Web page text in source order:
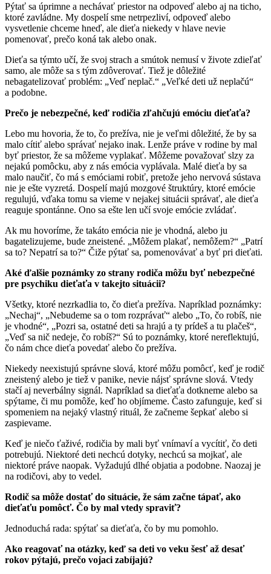
Pýtať sa úprimne a nechávať priestor na odpoveď alebo aj na ticho,
ktoré zavládne. My dospelí sme netrpezliví, odpoveď alebo
vysvetlenie chceme hneď, ale dieťa niekedy v hlave nevie
pomenovať, prečo koná tak alebo onak.
Dieťa sa týmto učí, že svoj strach a smútok nemusí v živote zdieľať
samo, ale môže sa s tým zdôverovať. Tiež je dôležité
nebagatelizovať problém: „Veď neplač.“ „Veľké deti už neplačú“
a podobne.
Prečo je nebezpečné, keď rodičia zľahčujú emóciu dieťaťa?
Lebo mu hovoria, že to, čo prežíva, nie je veľmi dôležité, že by sa
malo cítiť alebo správať nejako inak. Lenže práve v rodine by mal
byť priestor, že sa môžeme vyplakať. Môžeme považovať slzy za
nejakú pomôcku, aby z nás emócia vyplávala. Malé dieťa by sa
malo naučiť, čo má s emóciami robiť, pretože jeho nervová sústava
nie je ešte vyzretá. Dospelí majú mozgové štruktúry, ktoré emócie
regulujú, vďaka tomu sa vieme v nejakej situácii správať, ale dieťa
reaguje spontánne. Ono sa ešte len učí svoje emócie zvládať.
Ak mu hovoríme, že takáto emócia nie je vhodná, alebo ju
bagatelizujeme, bude zneistené. „Môžem plakať, nemôžem?“ „Patrí
sa to? Nepatrí sa to?“ Čiže pýtať sa, pomenovávať a byť pri dieťati.
Aké ďalšie poznámky zo strany rodiča môžu byť nebezpečné
pre psychiku dieťaťa v takejto situácii?
Všetky, ktoré nezrkadlia to, čo dieťa prežíva. Napríklad poznámky:
„Nechaj“, „Nebudeme sa o tom rozprávať“ alebo „To, čo robíš, nie
je vhodné“, „Pozri sa, ostatné deti sa hrajú a ty prídeš a tu plačeš“,
„Veď sa nič nedeje, čo robíš?“ Sú to poznámky, ktoré nereflektujú,
čo nám chce dieťa povedať alebo čo prežíva.
Niekedy neexistujú správne slová, ktoré môžu pomôcť, keď je rodič
zneistený alebo je tiež v panike, nevie nájsť správne slová. Vtedy
stačí aj neverbálny signál. Napríklad sa dieťaťa dotkneme alebo sa
spýtame, či mu pomôže, keď ho objímeme. Často zafunguje, keď si
spomeniem na nejaký vlastný rituál, že začneme šepkať alebo si
zaspievame.
Keď je niečo ťaživé, rodičia by mali byť vnímaví a vycítiť, čo deti
potrebujú. Niektoré deti nechcú dotyky, nechcú sa mojkať, ale
niektoré práve naopak. Vyžadujú dlhé objatia a podobne. Naozaj je
na rodičovi, aby to vedel.
Rodič sa môže dostať do situácie, že sám začne tápať, ako
dieťaťu pomôcť. Čo by mal vtedy spraviť?
Jednoduchá rada: spýtať sa dieťaťa, čo by mu pomohlo.
Ako reagovať na otázky, keď sa deti vo veku šesť až desať
rokov pýtajú, prečo vojaci zabíjajú?